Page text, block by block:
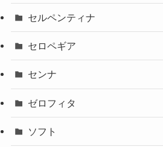
セルペンティナ
セロペギア
センナ
ゼロフィタ
ソフト